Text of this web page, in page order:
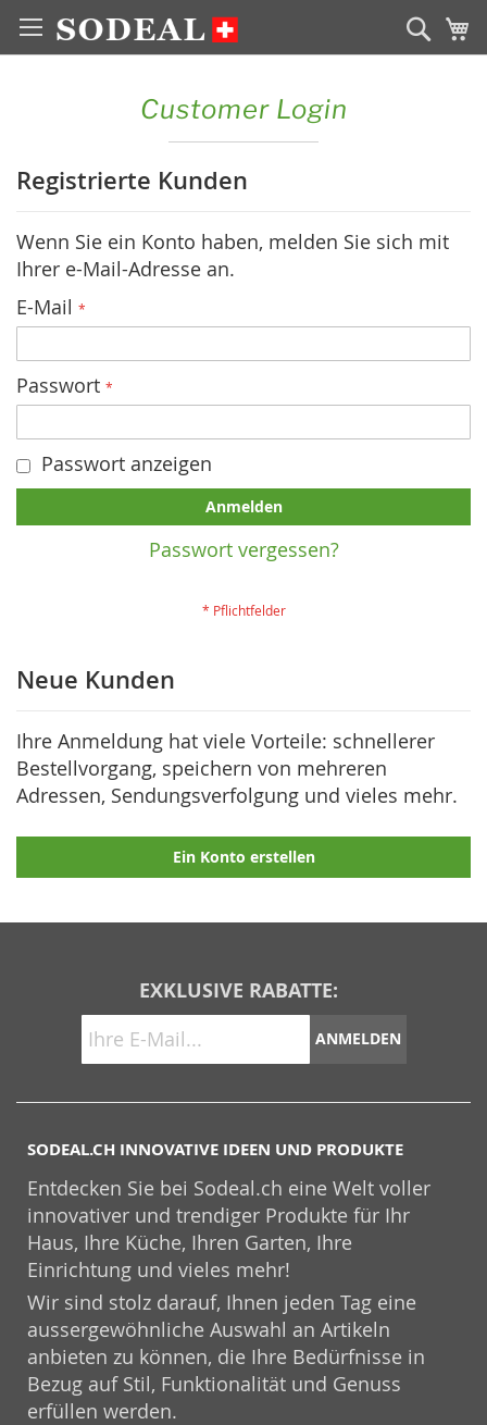
Zum
Inhalt
Customer Login
Registrierte Kunden
Wenn Sie ein Konto haben, melden Sie sich mit
Ihrer e-Mail-Adresse an.
E-Mail
Passwort
Passwort anzeigen
Anmelden
Passwort vergessen?
Neue Kunden
Ihre Anmeldung hat viele Vorteile: schnellerer
Bestellvorgang, speichern von mehreren
Adressen, Sendungsverfolgung und vieles mehr.
Ein Konto erstellen
EXKLUSIVE RABATTE:
ANMELDEN
SODEAL.CH INNOVATIVE IDEEN UND PRODUKTE
Entdecken Sie bei Sodeal.ch eine Welt voller
innovativer und trendiger Produkte für Ihr
Haus, Ihre Küche, Ihren Garten, Ihre
Einrichtung und vieles mehr!
Wir sind stolz darauf, Ihnen jeden Tag eine
aussergewöhnliche Auswahl an Artikeln
anbieten zu können, die Ihre Bedürfnisse in
Bezug auf Stil, Funktionalität und Genuss
erfüllen werden.